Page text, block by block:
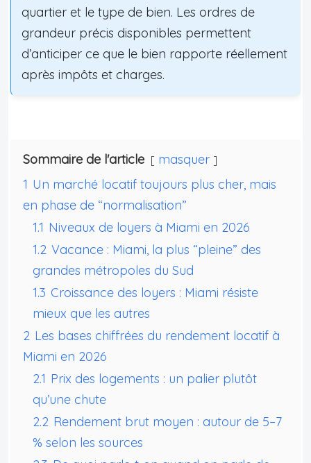
quartier et le type de bien. Les ordres de
grandeur précis disponibles permettent
d’anticiper ce que le bien rapporte réellement
après impôts et charges.
Sommaire de l'article
masquer
1 Un marché locatif toujours plus cher, mais
en phase de “normalisation”
1.1 Niveaux de loyers à Miami en 2026
1.2 Vacance : Miami, la plus “pleine” des
grandes métropoles du Sud
1.3 Croissance des loyers : Miami résiste
mieux que les autres
2 Les bases chiffrées du rendement locatif à
Miami en 2026
2.1 Prix des logements : un palier plutôt
qu’une chute
2.2 Rendement brut moyen : autour de 5–7
% selon les sources